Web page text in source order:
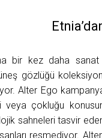
bir kez daha sanat
gözlüğü
Alter Ego
veya çokluğu
sahneleri tasvir
resmediyor.